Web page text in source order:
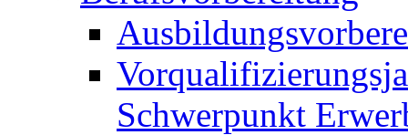
Schwerpunkt